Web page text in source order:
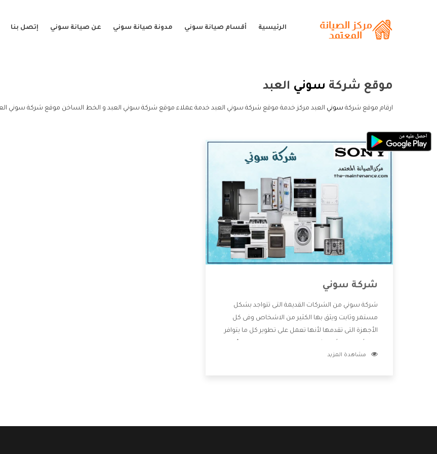
الرئيسية أقسام صيانة سوني مدونة صيانة سوني عن صيانة سوني إتصل بنا
موقع شركة سوني العبد
ارقام موقع شركة سوني العبد مركز خدمة موقع شركة سوني العبد خدمة عملاء موقع شركة سوني العبد و الخط الساخن موقع شركة سوني
شركة سوني
شركة سوني من الشركات القديمة التى تتواجد بشكل
مستمر وثابت ويثق بها الكثير من الاشخاص وفى كل
الأجهزة التى تقدمها لأنها تعمل على تطوير كل ما يتوافر
خدمات ما بعد البيع مع المنتجات وتقدم للعملاء أقوى
مشاهدة المزيد